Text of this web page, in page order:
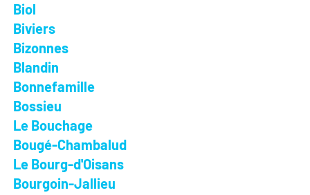
Biol
Biviers
Bizonnes
Blandin
Bonnefamille
Bossieu
Le Bouchage
Bougé-Chambalud
Le Bourg-d'Oisans
Bourgoin-Jallieu